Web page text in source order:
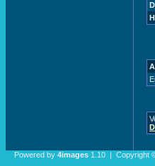
Powered by 4images 1.10 | Copyright